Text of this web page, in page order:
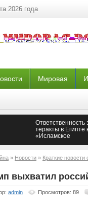
2026 года
Мировая
Ответственность
теракты в Египте
«Исламское
» Новости » Краткие новости
выхватил
admin Просмотров: 89